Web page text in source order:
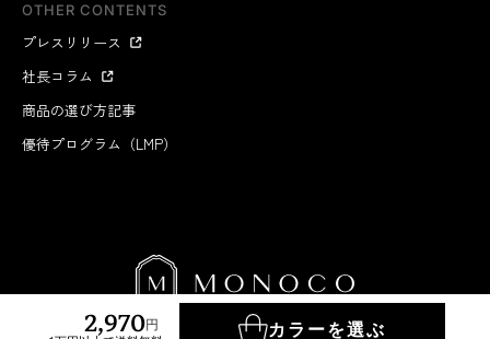
2,970円 カラーを選ぶ
OTHER CONTENTS
プレスリリース
社長コラム
商品の選び方記事
優待プログラム（LMP）